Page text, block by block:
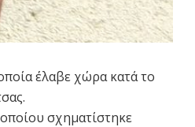
έλαβε χώρα κατά το
σχηματίστηκε